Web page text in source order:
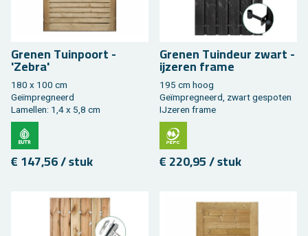
Gre­nen Tuin­poort -
'Zebra'
180 x 100 cm
Geïmpreg­neerd
La­mel­len: 1,4 x 5,8 cm
€ 147,56 / stuk
Gre­nen Tuin­deur zwart -
ij­ze­ren frame
195 cm hoog
Geïmpreg­neerd, zwart ge­spo­ten
IJ­ze­ren frame
€ 220,95 / stuk